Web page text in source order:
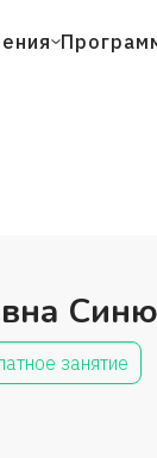
занятие